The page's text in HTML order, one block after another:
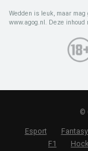
Wedden is leuk, maar
www.agog.nl. Deze
©
Esport
F1